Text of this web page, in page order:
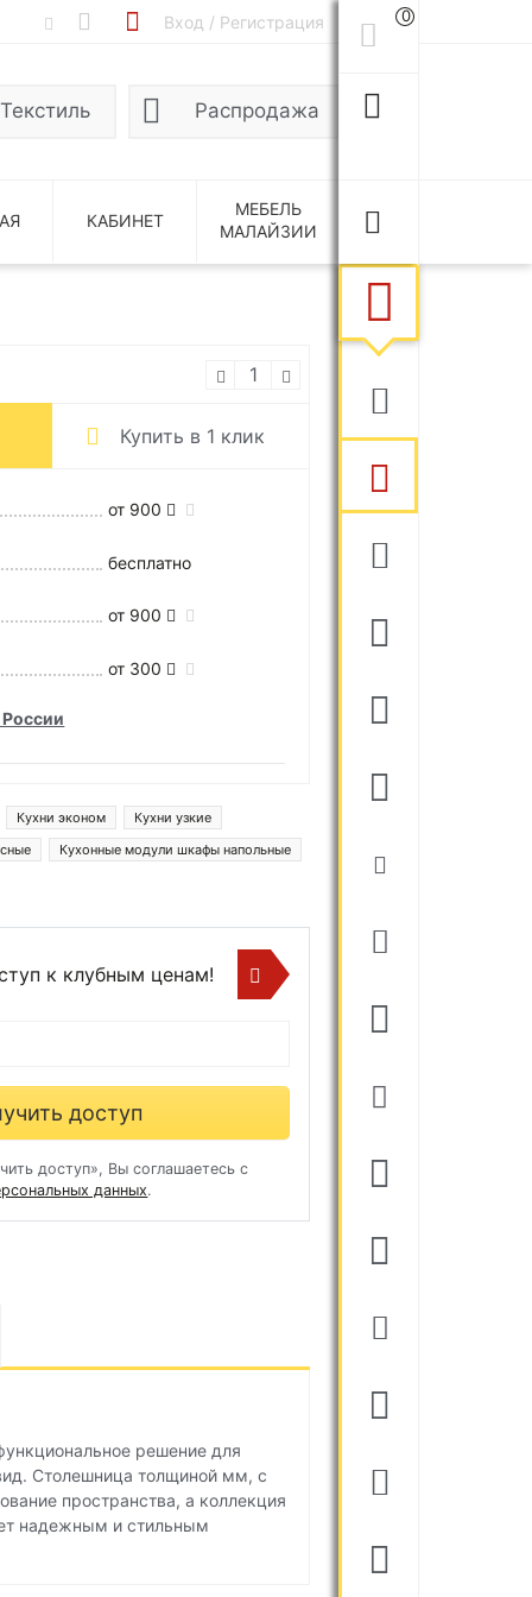
Вход / Регистрация 0
Текстиль Распродажа
КАБИНЕТ
МЕБЕЛЬ
МАЛАЙЗИИ
Купить в 1 клик
от 900
бесплатно
от 900
от 300
Кухни эконом
Кухни узкие
Кухонные модули шкафы напольные
к клубным ценам!
доступ
доступ», Вы соглашаетесь с
данных.
решение для
Столешница толщиной мм, с
пространства, а коллекция
надежным и стильным